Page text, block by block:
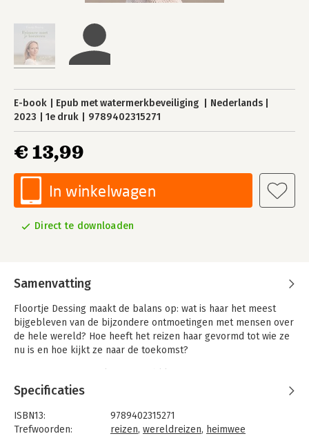
E-book Epub met watermerkbeveiliging
Nederlands
2023
1e druk 9789402315271
€ 13,99
In winkelwagen
Direct te downloaden
Samenvatting
Floortje Dessing maakt de balans op: wat is haar het meest
bijgebleven van de bijzondere ontmoetingen met mensen over
de hele wereld? Hoe heeft het reizen haar gevormd tot wie ze
nu is en hoe kijkt ze naar de toekomst?
jaar reisprogramma’s maken. Ze vertelt over wat ze leerde van
mensen die het roer omgooien en bewust kiezen voor een
leven dichter bij de natuur – en waarom ze daar zelf nog niet
klaar voor is. Over minimalistisch leven, gezond ouder worden
Specificaties
ISBN13:
9789402315271
Trefwoorden:
reizen, wereldreizen, heimwee